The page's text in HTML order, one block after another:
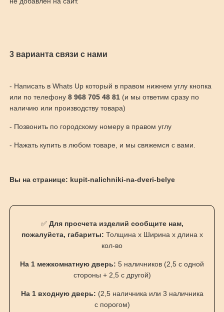
3 варианта связи с нами
- Написать в Whats Up который в правом нижнем углу кнопка
или по телефону 8 968 705 48 81(и мы ответим сразу по
наличию или производству товара)
- Позвонить по городскому номеру в правом углу
- Нажать купить в любом товаре, и мы свяжемся с вами.
Вы на странице: kupit-nalichniki-na-dveri-belye
✅ Для просчета изделий сообщите нам,
пожалуйста, габариты: Толщина х Ширина х длина х
кол-во
На 1 межкомнатную дверь: 5 наличников (2,5 с одной
стороны + 2,5 с другой)
На 1 входную дверь: (2,5 наличника или 3 наличника
с порогом)